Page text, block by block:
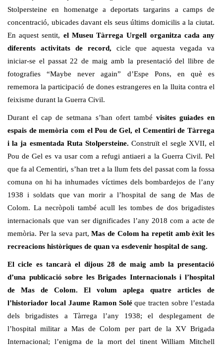
Stolpersteine en homenatge a deportats targarins a camps de
concentració, ubicades davant els seus últims domicilis a la ciutat.
En aquest sentit, el Museu Tàrrega Urgell organitza cada any
diferents activitats de record, cicle que aquesta vegada va
iniciar-se el passat 22 de maig amb la presentació del llibre de
fotografies “Maybe never again” d’Espe Pons, en què es
rememora la participació de dones estrangeres en la lluita contra el
feixisme durant la Guerra Civil.
Durant el cap de setmana s’han ofert també visites guiades en
espais de memòria com el Pou de Gel, el Cementiri de Tàrrega
i la ja esmentada RutaStolpersteine.Construït el segle XVII, el
Pou de Gel es va usar com a refugi antiaeri a la Guerra Civil. Pel
que fa al Cementiri, s’han tret a la llum fets del passat com la fossa
comuna on hi ha inhumades víctimes dels bombardejos de l’any
1938 i soldats que van morir a l’hospital de sang de Mas de
Colom. La necròpoli també acull les tombes de dos brigadistes
internacionals que van ser dignificades l’any 2018 com a acte de
memòria. Per la seva part,Mas de Colom ha repetit amb èxit les
recreacions històriques de quan va esdevenir hospital de sang.
El cicle es tancarà el dijous 28 de maig amb la presentació
d’una publicació sobre les Brigades Internacionals i l’hospital
de Mas de Colom.
El volum aplega quatre articles de
l’historiador local Jaume Ramon Soléque tracten sobre l’estada
dels brigadistes a Tàrrega l’any 1938; el desplegament de
l’hospital militar a Mas de Colom per part de la XV Brigada
Internacional; l’enigma de la mort del tinent William Mitchell